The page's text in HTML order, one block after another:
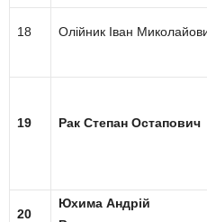
18 Олійник Іван
19 Рак Степан Остапович
20
Юхима Андрій